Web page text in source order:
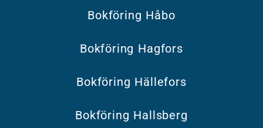
Bokföring Håbo
Bokföring Hagfors
Bokföring Hällefors
Bokföring Hallsberg